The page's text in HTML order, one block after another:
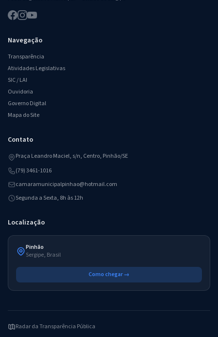
Navegação
Transparência
Atividades Legislativas
SIC / LAI
Ouvidoria
Governo Digital
Mapa do Site
Contato
Praça Leandro Maciel, s/n, Centro, Pinhão/SE
(79) 3461-1016
camaramunicipalpinhao@hotmail.com
Segunda a Sexta, 8h às 12h
Localização
Pinhão
Sergipe, Brasil
Como chegar →
Radar da Transparência Pública